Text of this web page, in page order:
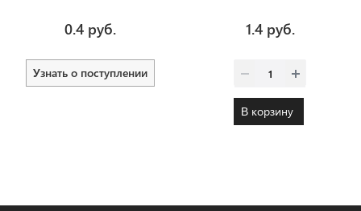
0.4 руб.
Узнать о поступлении
1.4 руб.
В корзину